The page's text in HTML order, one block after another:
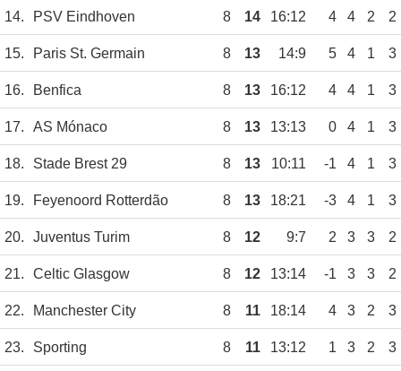
14. PSV Eindhoven 8 14 16:12 4 4 2 2
15. Paris St. Germain 8 13 14:9 5 4 1 3
16. Benfica 8 13 16:12 4 4 1 3
17. AS Mónaco 8 13 13:13 0 4 1 3
18. Stade Brest 29 8 13 10:11 -1 4 1 3
19. Feyenoord Rotterdão 8 13 18:21 -3 4 1 3
20. Juventus Turim 8 12 9:7 2 3 3 2
21. Celtic Glasgow 8 12 13:14 -1 3 3 2
22. Manchester City 8 11 18:14 4 3 2 3
23. Sporting 8 11 13:12 1 3 2 3